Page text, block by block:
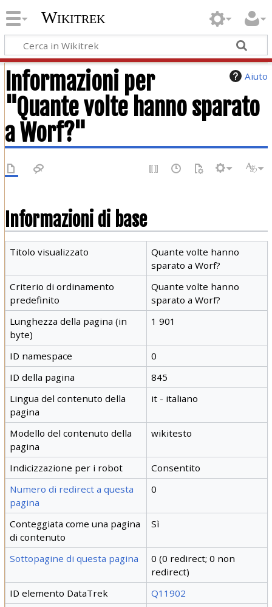
Wikitrek
Aiuto
Informazioni per
"Quante volte hanno sparato
a Worf?"
Informazioni di base
Titolo visualizzato
Quante volte hanno
sparato a Worf?
Criterio di ordinamento
predefinito
Quante volte hanno
sparato a Worf?
Lunghezza della pagina (in
byte)
1 901
ID namespace
0
ID della pagina
845
Lingua del contenuto della
pagina
it - italiano
Modello del contenuto della
pagina
wikitesto
Indicizzazione per i robot
Consentito
Numero di redirect a questa
pagina
0
Conteggiata come una pagina
di contenuto
Sì
Sottopagine di questa pagina
0 (0 redirect; 0 non
redirect)
ID elemento DataTrek
Q11902